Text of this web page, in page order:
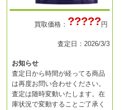
買取価格： ?????円
査定日：2026/3/3
お知らせ
査定日から時間が経ってる商品
は再度お問い合わせください。
査定は随時変動いたします。在
庫状況で変動することご了承く